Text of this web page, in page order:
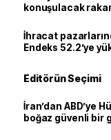
konuşulacak
İhracat
Endeks 52.2’ye
Editörün Seçimi
İran’dan ABD’ye
boğaz güvenli bir